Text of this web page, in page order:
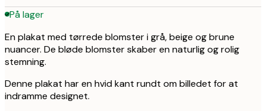
På lager
En plakat med tørrede blomster i grå, beige og brune
nuancer. De bløde blomster skaber en naturlig og rolig
stemning.
Denne plakat har en hvid kant rundt om billedet for at
indramme designet.